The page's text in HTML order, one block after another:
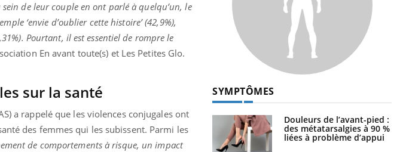
de leur couple en ont parlé à quelqu’un, le
‘envie d’oublier cette histoire’ (42,9%),
Pourtant, il est essentiel de rompre le
En avant toute(s) et Les Petites Glo.
sur la santé
a rappelé que les violences conjugales ont
des femmes qui les subissent. Parmi les
de comportements à risque, un impact
SYMPTÔMES
Douleurs de l’avant-pied :
des métatarsalgies à 90 %
liées à problème d’appui